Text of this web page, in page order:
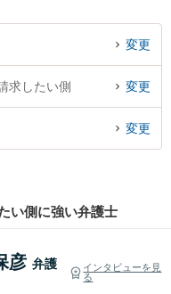
変更
求したい側 変更
変更
い側に強い弁護士
彦 弁護
インタビューを見
る